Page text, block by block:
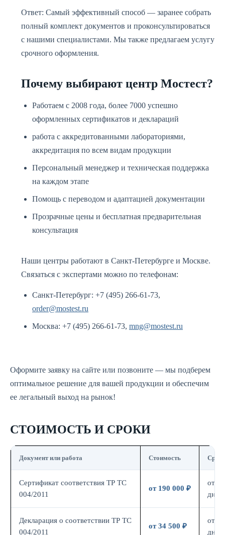
Ответ: Самый эффективный способ — заранее собрать
полный комплект документов и проконсультироваться
с нашими специалистами. Мы также предлагаем услугу
срочного оформления.
Почему выбирают центр Мостест?
Работаем с 2008 года, более 7000 успешно
оформленных сертификатов и деклараций
работа с аккредитованными лабораториями,
аккредитация по всем видам продукции
Персональный менеджер и техническая поддержка
на каждом этапе
Помощь с переводом и адаптацией документации
Прозрачные цены и бесплатная предварительная
консультация
Наши центры работают в Санкт-Петербурге и Москве.
Связаться с экспертами можно по телефонам:
Санкт-Петербург: +7 (495) 266-61-73,
order@mostest.ru
Москва: +7 (495) 266-61-73, mng@mostest.ru
Оформите заявку на сайте или позвоните — мы подберем
оптимальное решение для вашей продукции и обеспечим
ее легальный выход на рынок!
СТОИМОСТЬ И СРОКИ
Документ или работа Стоимость Срок
Сертификат соответствия ТР ТС
004/2011
от 190 000 ₽
от 14
дн.
Декларация о соответствии ТР ТС
004/2011
от 34 500 ₽
от 7
дн.